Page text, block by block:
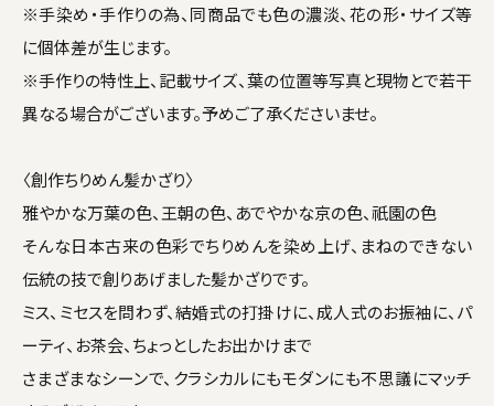
※手染め・手作りの為、同商品でも色の濃淡、花の形・サイズ等
に個体差が生じます。
※手作りの特性上、記載サイズ、葉の位置等写真と現物とで若干
異なる場合がございます。予めご了承くださいませ。
〈創作ちりめん髪かざり〉
雅やかな万葉の色、王朝の色、あでやかな京の色、祇園の色
そんな日本古来の色彩でちりめんを染め上げ、まねのできない
伝統の技で創りあげました髪かざりです。
ミス、ミセスを問わず、結婚式の打掛けに、成人式のお振袖に、パ
ーティ、お茶会、ちょっとしたお出かけまで
さまざまなシーンで、クラシカルにもモダンにも不思議にマッチ